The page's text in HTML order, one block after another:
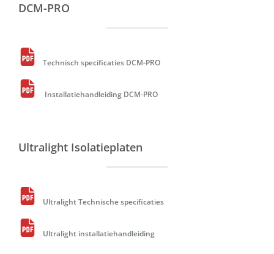
DCM-PRO
Technisch specificaties DCM-PRO
Installatiehandleiding DCM-PRO
Ultralight Isolatieplaten
Ultralight Technische specificaties
Ultralight installatiehandleiding